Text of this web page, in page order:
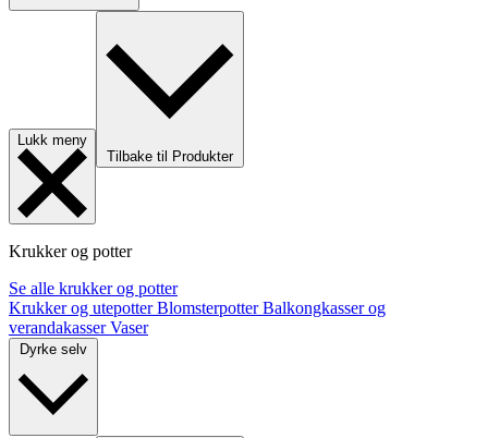
Lukk meny
Tilbake til Produkter
Krukker og potter
Se alle krukker og potter
Krukker og utepotterBlomsterpotterBalkongkasser og
verandakasserVaser